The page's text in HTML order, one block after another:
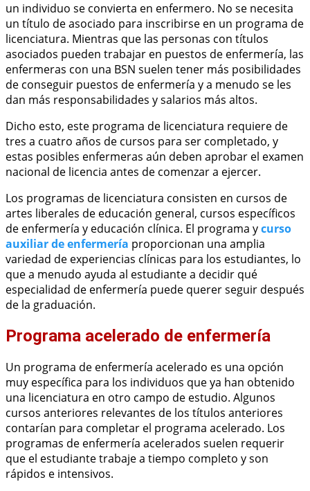
un individuo se convierta en enfermero. No se necesita
un título de asociado para inscribirse en un programa de
licenciatura. Mientras que las personas con títulos
asociados pueden trabajar en puestos de enfermería, las
enfermeras con una BSN suelen tener más posibilidades
de conseguir puestos de enfermería y a menudo se les
dan más responsabilidades y salarios más altos.
Dicho esto, este programa de licenciatura requiere de
tres a cuatro años de cursos para ser completado, y
estas posibles enfermeras aún deben aprobar el examen
nacional de licencia antes de comenzar a ejercer.
Los programas de licenciatura consisten en cursos de
artes liberales de educación general, cursos específicos
de enfermería y educación clínica. El programa ycurso
auxiliar de enfermería proporcionan una amplia
variedad de experiencias clínicas para los estudiantes, lo
que a menudo ayuda al estudiante a decidir qué
especialidad de enfermería puede querer seguir después
de la graduación.
Programa acelerado de enfermería
Un programa de enfermería acelerado es una opción
muy específica para los individuos que ya han obtenido
una licenciatura en otro campo de estudio. Algunos
cursos anteriores relevantes de los títulos anteriores
contarían para completar el programa acelerado. Los
programas de enfermería acelerados suelen requerir
que el estudiante trabaje a tiempo completo y son
rápidos e intensivos.